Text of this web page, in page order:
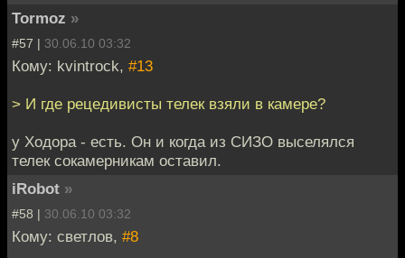
Tormoz »
#57 | 30.06.10 03:32
Кому: kvintrock, #13
> И где рецедивисты телек взяли в камере?
у Ходора - есть. Он и когда из СИЗО выселялся
телек сокамерникам оставил.
iRobot »
#58 | 30.06.10 03:32
Кому: светлов, #8